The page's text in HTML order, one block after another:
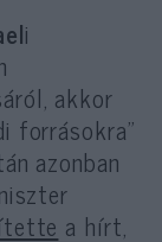
i
akkor
forrásokra”
azonban
a hírt,